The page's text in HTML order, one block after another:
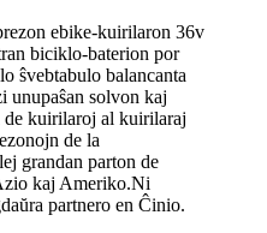
ebike-kuirilaron 36v
biciklo-baterion por
ŝvebtabulo balancanta
unupaŝan solvon kaj
kuirilaroj al kuirilaraj
de la
grandan parton de
kaj Ameriko.Ni
partnero en Ĉinio.